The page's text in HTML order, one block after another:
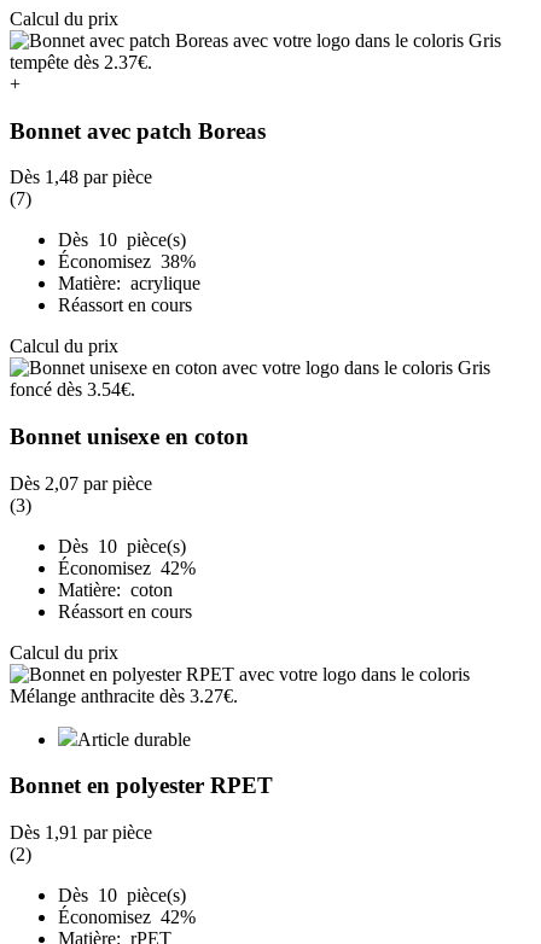
Calcul du prix
+
Bonnet avec patch Boreas
Dès 1,48 par pièce
(7)
Dès 10 pièce(s)
Économisez 38%
Matière: acrylique
Réassort en cours
Calcul du prix
Bonnet unisexe en coton
Dès 2,07 par pièce
(3)
Dès 10 pièce(s)
Économisez 42%
Matière: coton
Réassort en cours
Calcul du prix
Article durable
Bonnet en polyester RPET
Dès 1,91 par pièce
(2)
Dès 10 pièce(s)
Économisez 42%
Matière: rPET